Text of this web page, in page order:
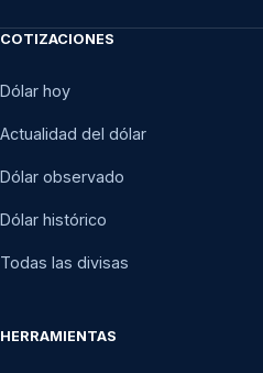
COTIZACIONES
Dólar hoy
Actualidad del dólar
Dólar observado
Dólar histórico
Todas las divisas
HERRAMIENTAS